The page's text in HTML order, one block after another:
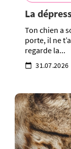
La
Ton chien a
porte, il ne
regarde la...
31.07.2026